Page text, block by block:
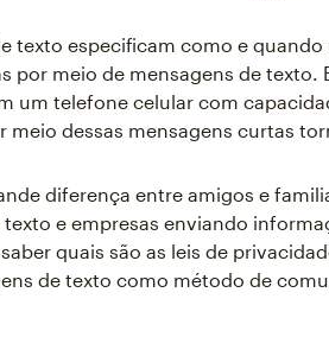
texto especificam como e
por meio de mensagens de texto.
um telefone celular com
meio dessas mensagens curtas
diferença entre amigos e
e empresas enviando
quais são as leis de
de texto como método de